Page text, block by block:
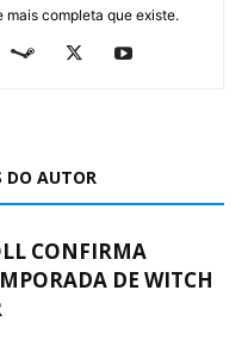
completa que existe.
DO AUTOR
CONFIRMA
DE WITCH